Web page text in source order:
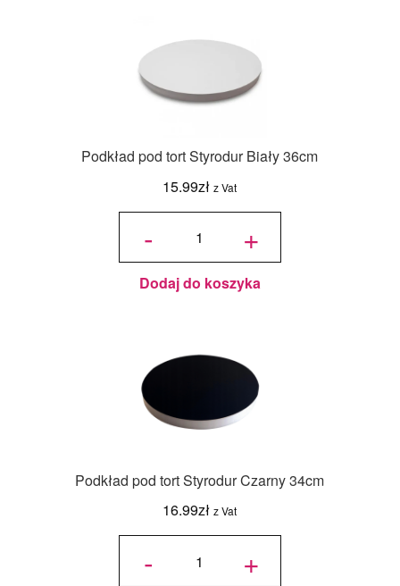
Podkład pod tort Styrodur Biały 36cm
15.99zł z Vat
-
ilość
Styrodur
Biały +
Dodaj do koszyka
Podkład pod tort Styrodur Czarny 34cm
16.99zł z Vat
-
ilość
Styrodur
Czarny
34cm +